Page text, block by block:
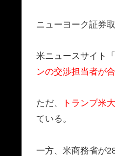
ニューヨーク証券
米ニュースサイト
ンの交渉担当者が
ただ、 トランプ米
ている。
一方、米商務省が